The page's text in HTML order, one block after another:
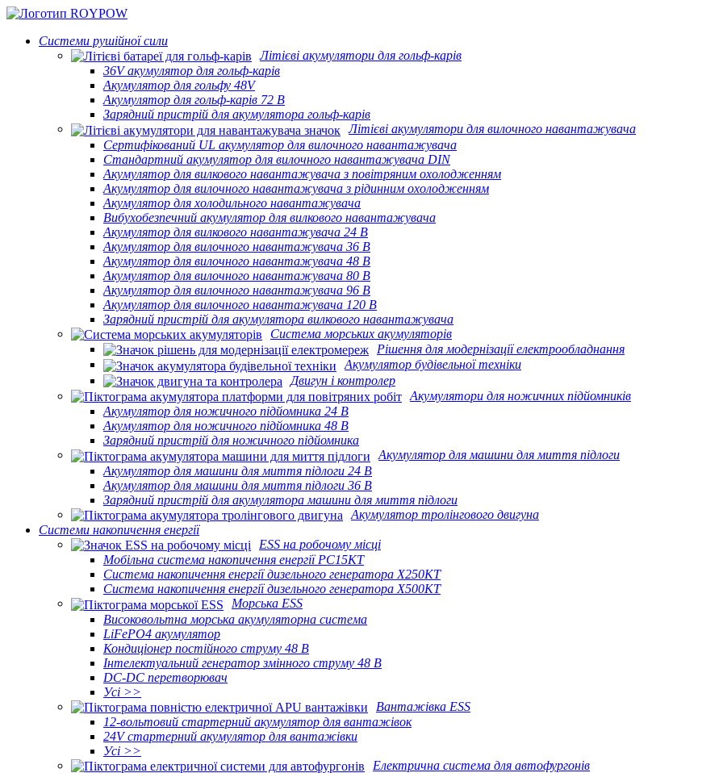
Системи рушійної сили
Літієві акумулятори для гольф-карів
36V акумулятор для гольф-карів
Акумулятор для гольфу 48V
Акумулятор для гольф-карів 72 В
Зарядний пристрій для акумулятора гольф-карів
Літієві акумулятори для вилочного навантажувача
Сертифікований UL акумулятор для вилочного навантажувача
Стандартний акумулятор для вилочного навантажувача DIN
Акумулятор для вилкового навантажувача з повітряним охолодженням
Акумулятор для вилочного навантажувача з рідинним охолодженням
Акумулятор для холодильного навантажувача
Вибухобезпечний акумулятор для вилкового навантажувача
Акумулятор для вилкового навантажувача 24 В
Акумулятор для вилочного навантажувача 36 В
Акумулятор для вилочного навантажувача 48 В
Акумулятор для вилочного навантажувача 80 В
Акумулятор для вилочного навантажувача 96 В
Акумулятор для вилочного навантажувача 120 В
Зарядний пристрій для акумулятора вилкового навантажувача
Система морських акумуляторів
Рішення для модернізації електрообладнання
Акумулятор будівельної техніки
Двигун і контролер
Акумулятори для ножичних підйомників
Акумулятор для ножичного підйомника 24 В
Акумулятор для ножичного підйомника 48 В
Зарядний пристрій для ножичного підйомника
Акумулятор для машини для миття підлоги
Акумулятор для машини для миття підлоги 24 В
Акумулятор для машини для миття підлоги 36 В
Зарядний пристрій для акумулятора машини для миття підлоги
Акумулятор тролінгового двигуна
Системи накопичення енергії
ESS на робочому місці
Мобільна система накопичення енергії PC15KT
Система накопичення енергії дизельного генератора X250KT
Система накопичення енергії дизельного генератора X500KT
Морська ESS
Високовольтна морська акумуляторна система
LiFePO4 акумулятор
Кондиціонер постійного струму 48 В
Інтелектуальний генератор змінного струму 48 В
DC-DC перетворювач
Усі >>
Вантажівка ESS
12-вольтовий стартерний акумулятор для вантажівок
24V стартерний акумулятор для вантажівки
Усі >>
Електрична система для автофургонів